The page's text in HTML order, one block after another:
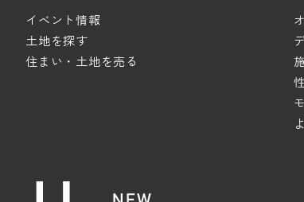
イベント情報
土地を探す
住まい・土地を売る